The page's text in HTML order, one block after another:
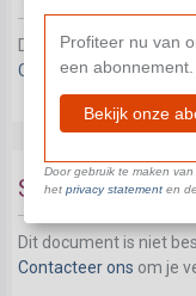
Dit document is niet
Contacteer onsom je
SESAM
Dit document is niet
Contacteer ons om je
Profiteer nu van
een abonnement.
Bekijk onze
Door gebruik te maken
het privacy statementen de